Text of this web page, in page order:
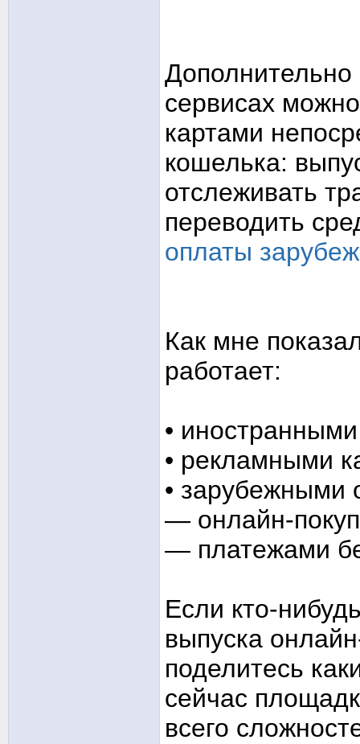
Дополнительно
сервисах
картами
кошелька:
отслеживать
переводить
оплаты
Как мне
работает:
•
• рекламными
• зарубежными
— онлайн-
— платежами
Если кто-
выпуска
поделитесь
сейчас
всего